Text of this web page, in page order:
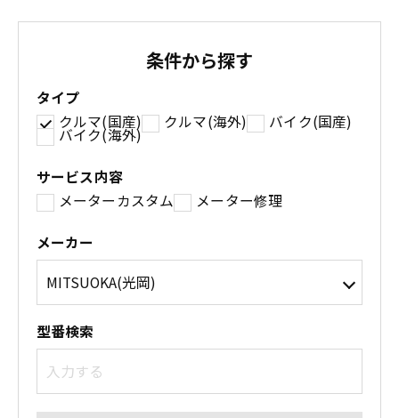
条件から探す
タイプ
クルマ(国産)
クルマ(海外) バイク(国産)
バイク(海外)
サービス内容
メーターカスタム
メーター修理
メーカー
型番検索